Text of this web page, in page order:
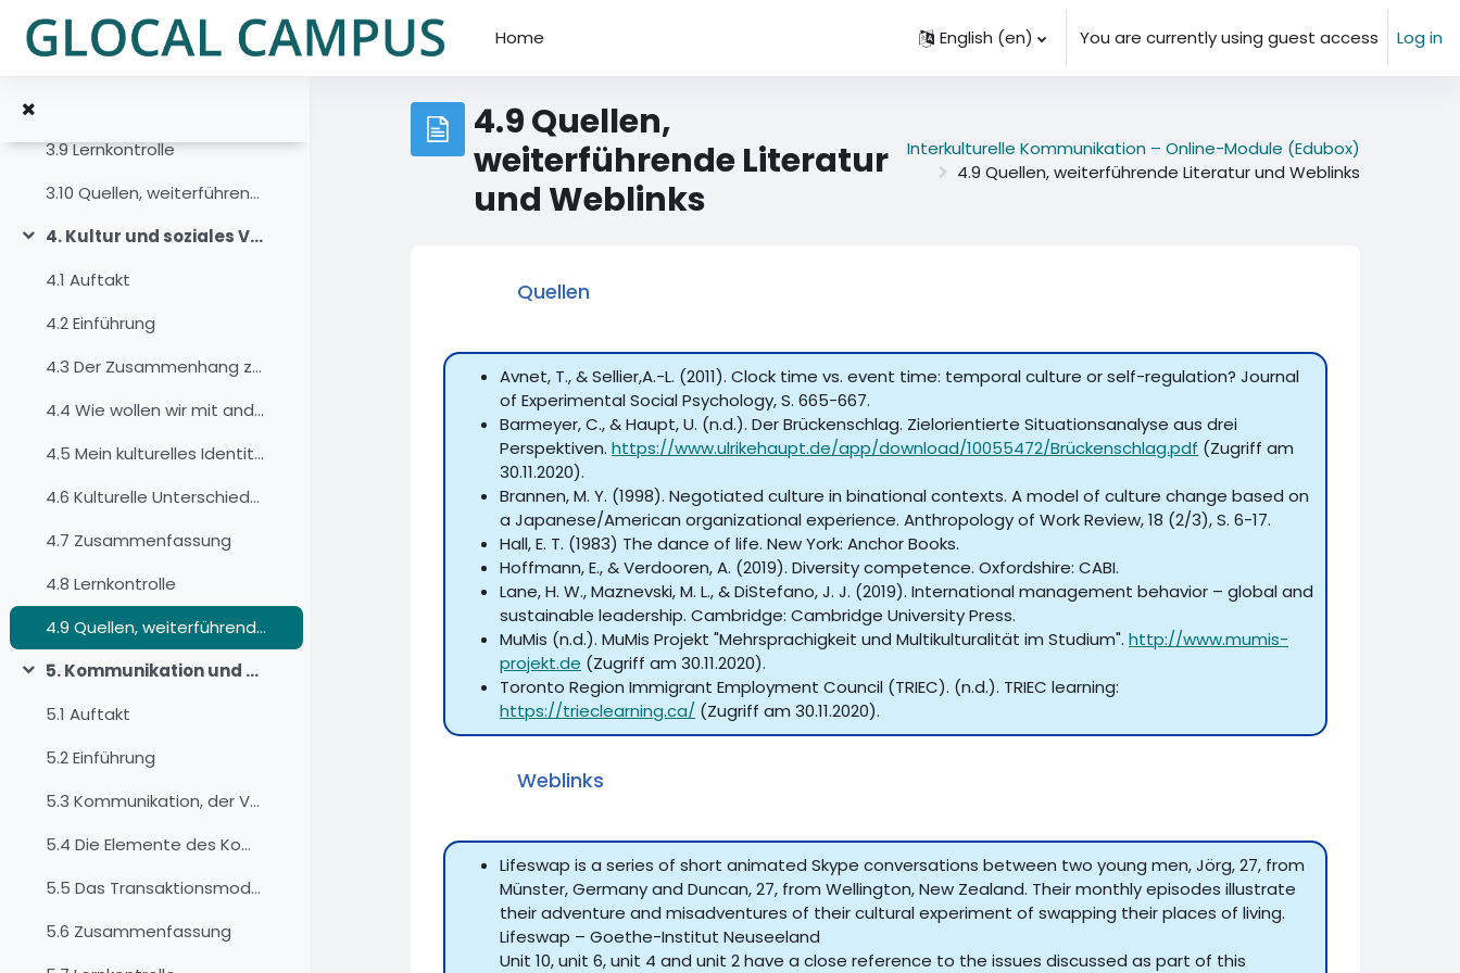
Home
English ‎(en)‎ You are currently using guest access Log in
3.6 Der Mensch als Produkt und Produzent von Kultur
3.7 Kultur und ihre Verbindung zum Kontext
3.9 Lernkontrolle
3.10 Quellen, weiterführende Literatur und Weblinks
Collapse
4. Kultur und soziales Verhalten
4.1 Auftakt
4.2 Einführung
4.3 Der Zusammenhang zwischen Kultur und sozialem Verhalten
4.4 Wie wollen wir mit anderen zusammenarbeiten?
4.5 Mein kulturelles Identitätsprofil
4.6 Kulturelle Unterschiede überbrücken
4.7 Zusammenfassung
4.8 Lernkontrolle
4.9 Quellen, weiterführende Literatur und Weblinks
Collapse
5. Kommunikation und der Kommunikationsprozess
5.1 Auftakt
5.2 Einführung
5.3 Kommunikation, der Versuch einer Definition
5.4 Die Elemente des Kommunikationsprozesses
5.5 Das Transaktionsmodell
5.6 Zusammenfassung
4.9 Quellen,
weiterführende Literatur
und Weblinks
Interkulturelle Kommunikation – Online-Module (Edubox)
4.9 Quellen, weiterführende Literatur und Weblinks
Quellen
Avnet, T., & Sellier,A.-L. (2011). Clock time vs. event time: temporal culture or self-regulation? Journal
of Experimental Social Psychology, S. 665-667.
Barmeyer, C., & Haupt, U. (n.d.). Der Brückenschlag. Zielorientierte Situationsanalyse aus drei
Perspektiven.https://www.ulrikehaupt.de/app/download/10055472/Brückenschlag.pdf (Zugriff am
30.11.2020).
Brannen, M. Y. (1998). Negotiated culture in binational contexts. A model of culture change based on
a Japanese/American organizational experience. Anthropology of Work Review, 18 (2/3), S. 6-17.
Hall, E. T. (1983) The dance of life. New York: Anchor Books.
Hoffmann, E., & Verdooren, A. (2019). Diversity competence. Oxfordshire: CABI.
Lane, H. W., Maznevski, M. L., & DiStefano, J. J. (2019). International management behavior – global and
sustainable leadership. Cambridge: Cambridge University Press.
MuMis (n.d.). MuMis Projekt "Mehrsprachigkeit und Multikulturalität im Studium".http://www.mumis-
projekt.de (Zugriff am 30.11.2020).
Toronto Region Immigrant Employment Council (TRIEC). (n.d.). TRIEC learning:
https://trieclearning.ca/ (Zugriff am 30.11.2020).
Weblinks
Lifeswap is a series of short animated Skype conversations between two young men, Jörg, 27, from
Münster, Germany and Duncan, 27, from Wellington, New Zealand. Their monthly episodes illustrate
their adventure and misadventures of their cultural experiment of swapping their places of living.
Lifeswap – Goethe-Institut Neuseeland
Unit 10, unit 6, unit 4 and unit 2 have a close reference to the issues discussed as part of this